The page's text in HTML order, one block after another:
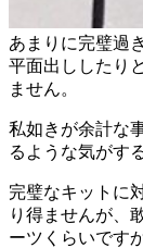
あまりに完璧過
平面出ししたり
ません。
私如きが余計な
るような気がす
完璧なキットに
り得ませんが、
ーツくらいです